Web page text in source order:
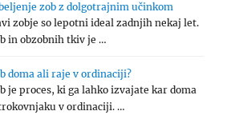
zob z dolgotrajnim učinkom
zobje so lepotni ideal zadnjih nekaj let.
in obzobnih tkiv je …
doma ali raje v ordinaciji?
je proces, ki ga lahko izvajate kar doma
v ordinaciji. …